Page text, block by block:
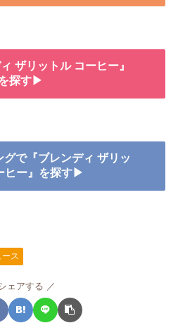
ザリットル コーヒー』
探す▶
で『ブレンディ ザリッ
ヒー』を探す▶
ース
ェアする